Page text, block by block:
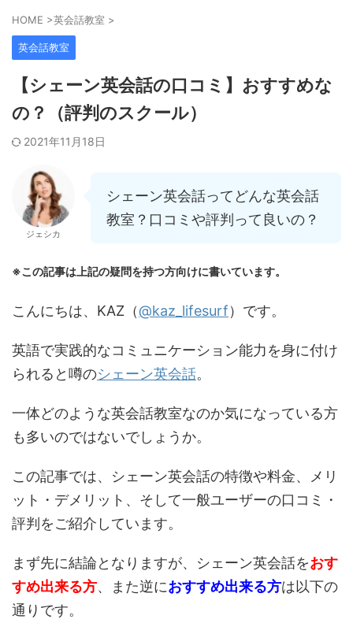
HOME >英会話教室 >
英会話教室
【シェーン英会話の口コミ】おすすめな
の？（評判のスクール）
2021年11月18日
ジェシカ
シェーン英会話ってどんな英会話
教室？口コミや評判って良いの？
※この記事は上記の疑問を持つ方向けに書いています。
こんにちは、KAZ（@kaz_lifesurf）です。
英語で実践的なコミュニケーション能力を身に付け
られると噂のシェーン英会話。
一体どのような英会話教室なのか気になっている方
も多いのではないでしょうか。
この記事では、シェーン英会話の特徴や料金、メリ
ット・デメリット、そして一般ユーザーの口コミ・
評判をご紹介しています。
まず先に結論となりますが、シェーン英会話をおす
すめ出来る方、また逆におすすめ出来る方は以下の
通りです。